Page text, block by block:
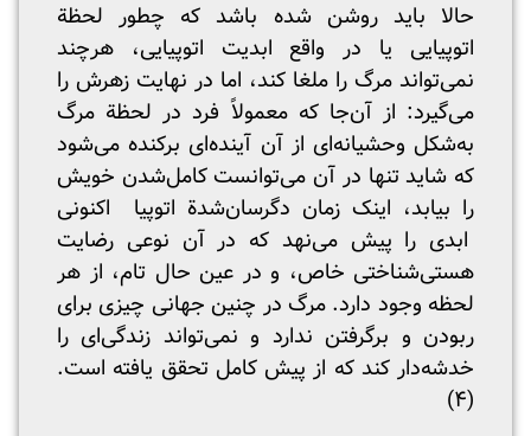
حالا باید روشن شده باشد که چطور لحظة
اتوپیایی یا در واقع ابدیت اتوپیایی، هرچند
نمی‌تواند مرگ را ملغا کند، اما در نهایت زهرش را
می‌گیرد: از آن‌جا که معمولاً فرد در لحظة مرگ
به‌شکل وحشیانه‌ای از آن آینده‌ای برکنده می‌شود
که شاید تنها در آن می‌توانست کامل‌شدن خویش
را بیابد، اینک زمان دگرسان‌شدة اتوپیا اکنونی
ابدی را پیش می‌نهد که در آن نوعی رضایت
هستی‌شناختی خاص، و در عین حال تام، از هر
لحظه وجود دارد. مرگ در چنین جهانی چیزی برای
ربودن و برگرفتن ندارد و نمی‌تواند زندگی‌ای را
خدشه‌دار کند که از پیش کامل تحقق یافته است.
(۴)